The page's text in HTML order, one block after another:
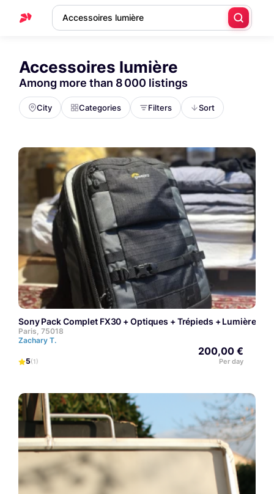
Accessoires lumière
Among more than 8 000 listings
City Categories Filters
Sort
Sony Pack Complet FX30 + Optiques + Trépieds + Lumières +
Paris, 75018
Zachary T.
5(1)
200,00 €
Per day